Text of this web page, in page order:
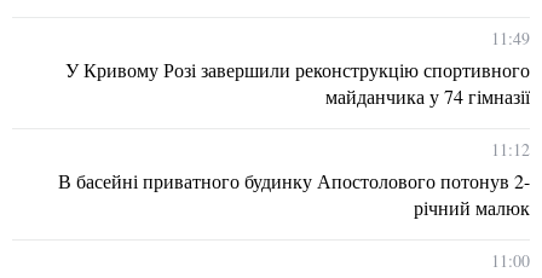
11:49
У Кривому Розі завершили реконструкцію спортивного
майданчика у 74 гімназії
11:12
В басейні приватного будинку Апостолового потонув 2-
річний малюк
11:00